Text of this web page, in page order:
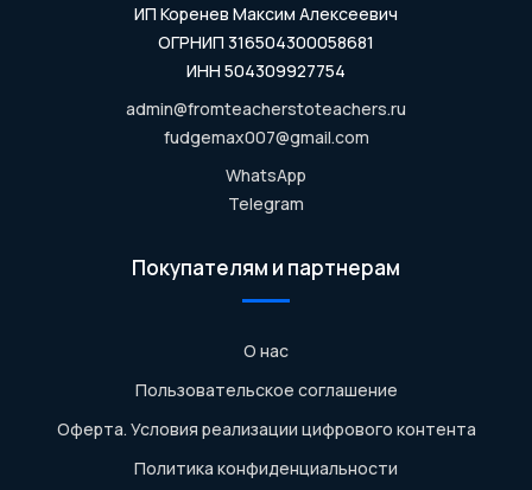
ИП Коренев Максим Алексеевич
ОГРНИП 316504300058681
ИНН 504309927754
admin@fromteacherstoteachers.ru
fudgemax007@gmail.com
WhatsApp
Telegram
Покупателям и партнерам
О нас
Пользовательское соглашение
Оферта. Условия реализации цифрового контента
Политика конфиденциальности